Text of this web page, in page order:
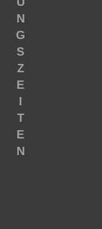
N
G
S
Z
E
I
T
E
N